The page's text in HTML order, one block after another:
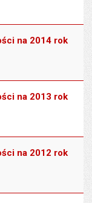
na 2014 rok
na 2013 rok
na 2012 rok